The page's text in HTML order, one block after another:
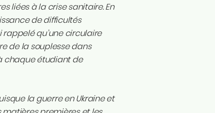
liées à la crise sanitaire. En
de difficultés
rappelé qu’une circulaire
de la souplesse dans
chaque étudiant de
la guerre en Ukraine et